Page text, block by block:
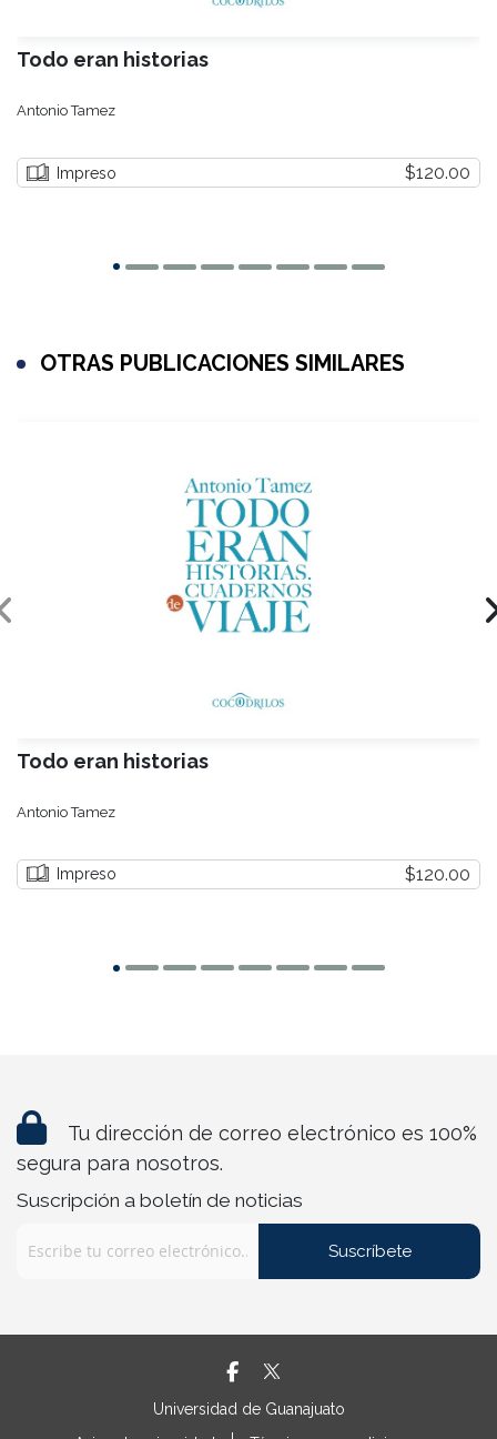
Todo eran historias
Antonio Tamez
Impreso $120.00
OTRAS PUBLICACIONES SIMILARES
Todo eran historias
Antonio Tamez
Impreso $120.00
Tu dirección de correo electrónico es 100%
segura para nosotros.
Suscripción a boletín de noticias
Suscríbete
Universidad de Guanajuato